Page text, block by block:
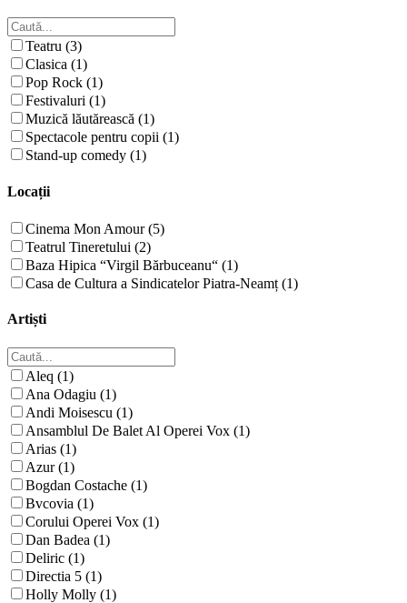
Teatru (3)
Clasica (1)
Pop Rock (1)
Festivaluri (1)
Muzică lăutărească (1)
Spectacole pentru copii (1)
Stand-up comedy (1)
Locații
Cinema Mon Amour (5)
Teatrul Tineretului (2)
Baza Hipica “Virgil Bărbuceanu“ (1)
Casa de Cultura a Sindicatelor Piatra-Neamț (1)
Artiști
Aleq (1)
Ana Odagiu (1)
Andi Moisescu (1)
Ansamblul De Balet Al Operei Vox (1)
Arias (1)
Azur (1)
Bogdan Costache (1)
Bvcovia (1)
Corului Operei Vox (1)
Dan Badea (1)
Deliric (1)
Directia 5 (1)
Holly Molly (1)